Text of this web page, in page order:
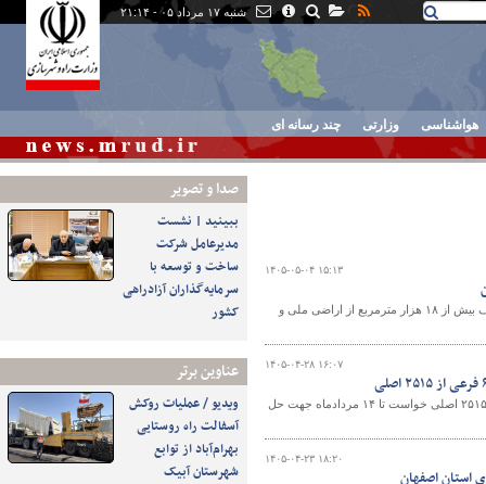
شنبه ۱۷ مرداد ۰۵ - ۲۱:۱۴
هواشناسی وزارتی چند رسانه ای
صدا و تصوير
ببینید | نشست
مدیرعامل شرکت
ساخت و توسعه با
سرمایه‌گذاران آزادراهی
کشور
عناوین برتر
ویدیو / عملیات روکش
آسفالت راه روستایی
بهرام‌آباد از توابع
شهرستان آبیک
۱۴۰۵-۰۵-۰۴ ۱۵:۱۳
فرمانده یگان حفاظت از اراضی استان اصفهان از اجرای احکام قطعی قضایی و رفع تصرف بیش از ۱۸ هزار مترمربع از اراضی ملی و
۱۴۰۵-۰۴-۲۸ ۱۶:۰۷
رئیس اداره راه و شهرسازی شهرستان اسکو از مالکان و ذی‌نفعان پلاک ثبتی ۶۱ فرعی از ۲۵۱۵ اصلی خواست تا ۱۴ مردادماه جهت حل
۱۴۰۵-۰۴-۲۳ ۱۸:۲۰